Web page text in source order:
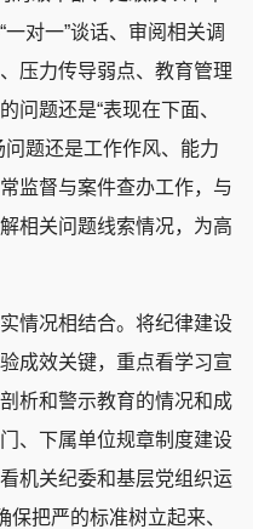
对一”谈话、审阅相关调
压力传导弱点、教育管理
问题还是“表现在下面、
题还是工作作风、能力
监督与案件查办工作，与
相关问题线索情况，为高
况相结合。将纪律建设
成效关键，重点看学习宣
析和警示教育的情况和成
、下属单位规章制度建设
机关纪委和基层党组织运
保把严的标准树立起来、